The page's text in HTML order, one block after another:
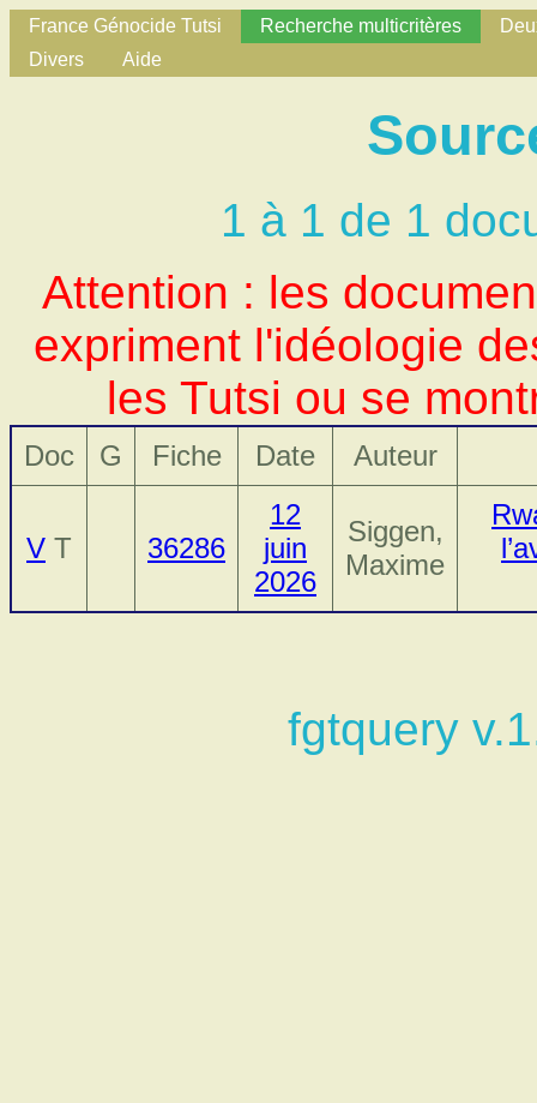
France Génocide Tutsi Recherche multicritères
Divers
Aide
1 à 1 de 1
Attention : les
expriment l'idéologie
les Tutsi ou se
Doc G Fiche Date Auteur
V T 36286
12
juin
2026
Siggen,
Maxime
fgtquery